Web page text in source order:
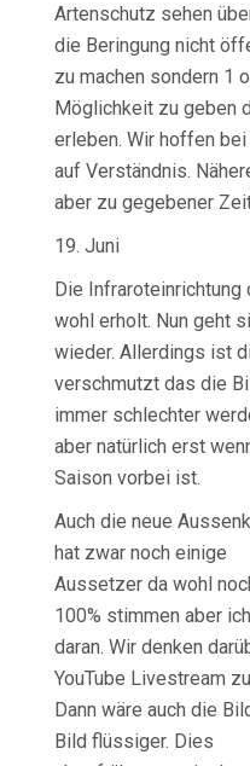
Artenschutz sehen
die Beringung nicht
zu machen sondern 1
Möglichkeit zu geben
erleben. Wir hoffen
auf Verständnis.
aber zu gegebener
19. Juni
Die Infraroteinrichtung
wohl erholt. Nun geht
wieder. Allerdings ist
verschmutzt das die
immer schlechter
aber natürlich erst
Saison vorbei ist.
Auch die neue
hat zwar noch einige
Aussetzer da wohl
100% stimmen aber
daran. Wir denken
YouTube Livestream
Dann wäre auch die
Bild flüssiger. Dies